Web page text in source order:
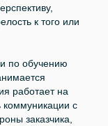
к того или
по обучению
работает на
коммуникации с
заказчика,